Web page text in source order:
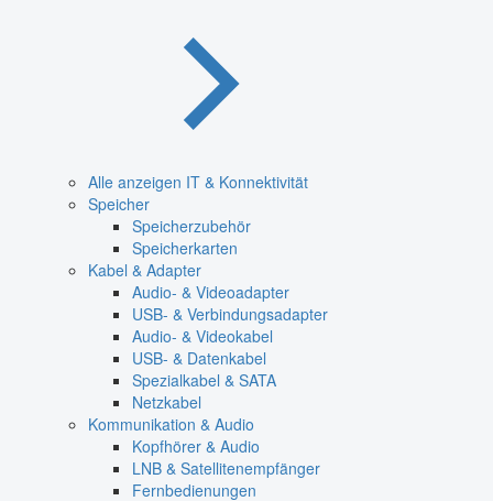
Alle anzeigen IT & Konnektivität
Speicher
Speicherzubehör
Speicherkarten
Kabel & Adapter
Audio- & Videoadapter
USB- & Verbindungsadapter
Audio- & Videokabel
USB- & Datenkabel
Spezialkabel & SATA
Netzkabel
Kommunikation & Audio
Kopfhörer & Audio
LNB & Satellitenempfänger
Fernbedienungen